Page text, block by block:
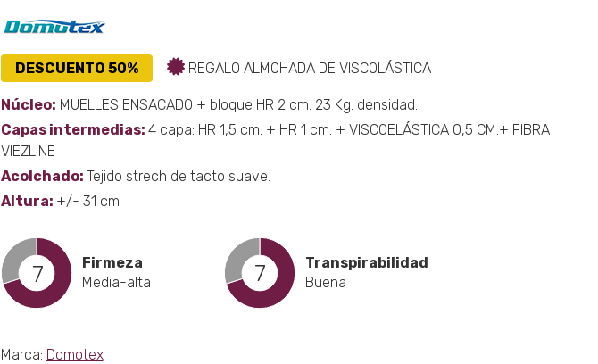
la
de
producto
DESCUENTO 50% REGALO ALMOHADA DE VISCOLÁSTICA
Núcleo: MUELLES ENSACADO + bloque HR 2 cm. 23 Kg. densidad.
Capas intermedias: 4 capa: HR 1,5 cm. + HR 1 cm. + VISCOELÁSTICA 0,5 CM.+ FIBRA
VIEZLINE
Acolchado: Tejido strech de tacto suave.
Altura: +/- 31 cm
7
Firmeza
Media-alta
7
Transpirabilidad
Buena
Marca: Domotex